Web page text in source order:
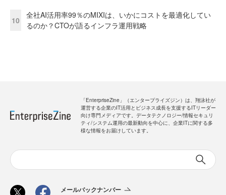
10
全社AI活用率99％のMIXIは、いかにコストを最適化してい
るのか？CTOが語るインフラ運用戦略
「EnterpriseZine」（エンタープライズジン）は、翔泳社が
運営する企業のIT活用とビジネス成長を支援するITリーダー
向け専門メディアです。データテクノロジー/情報セキュリ
ティ/システム運用の最新動向を中心に、企業ITに関する多
様な情報をお届けしています。
メールバックナンバー